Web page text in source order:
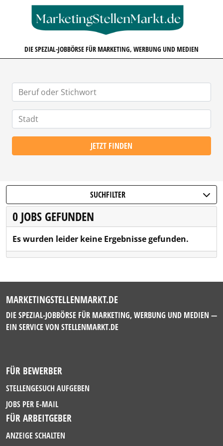
DIE SPEZIAL-JOBBÖRSE FÜR MARKETING, WERBUNG UND MEDIEN
JETZT FINDEN
SUCHFILTER
0 JOBS GEFUNDEN
Es wurden leider keine Ergebnisse gefunden.
MARKETINGSTELLENMARKT.DE
DIE SPEZIAL-JOBBÖRSE FÜR MARKETING, WERBUNG UND MEDIEN —
EIN SERVICE VON STELLENMARKT.DE
FÜR BEWERBER
STELLENGESUCH AUFGEBEN
JOBS PER E-MAIL
FÜR ARBEITGEBER
ANZEIGE SCHALTEN